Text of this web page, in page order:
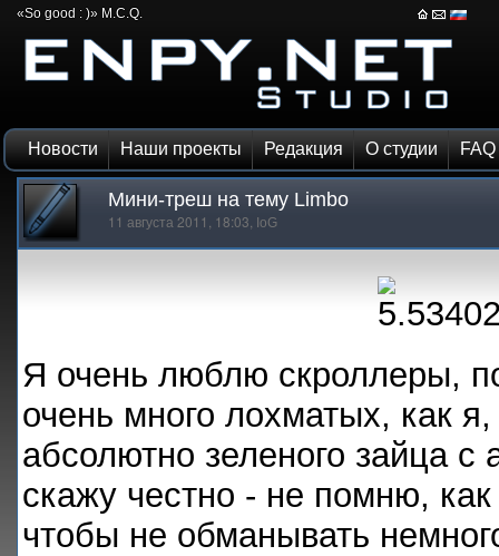
«So good : )» M.C.Q.
Новости Наши проекты Редакция О студии FAQ
Мини-треш на тему Limbo
11 августа 2011, 18:03, IoG
Я очень люблю скроллеры,
очень много лохматых, как
абсолютно зеленого зайца с
скажу честно - не помню, как
чтобы не обманывать